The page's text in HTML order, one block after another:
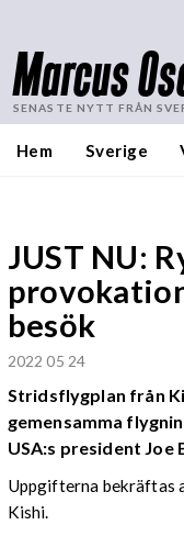
Marcus
SENASTE NYTT FRÅN
Hem Sverige
JUST NU:
besök
2022 05 24
Stridsflygplan från
gemensamma
USA:s president Joe
Uppgifterna bekräftas
Kishi.